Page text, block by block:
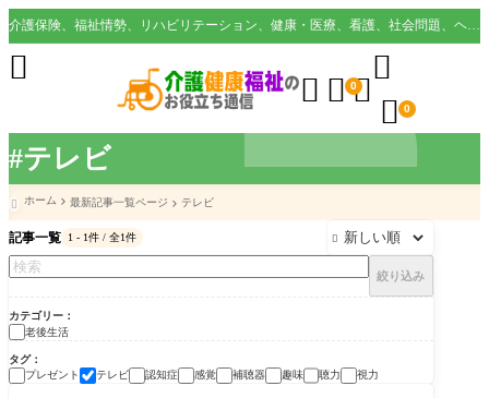
#テレビ
介護保険、福祉情勢、リハビリテーション、健康・医療、看護、社会問題、ヘルスケア業界など様々な切り口から役立つ情報を配信。
  0

 0

 ホーム 最新記事一覧ページ テレビ
記事一覧 1 - 1件 / 全1件 
絞り込み
カテゴリー
老後生活
タグ
プレゼント
テレビ 認知症 感覚 補聴器 趣味 聴力 視力
老後生活